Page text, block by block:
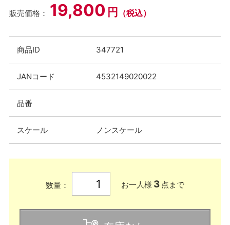
販売価格： 19,800 円 （税込）
商品ID 347721
JANコード 4532149020022
品番
スケール ノンスケール
数量： お一人様 3 点まで